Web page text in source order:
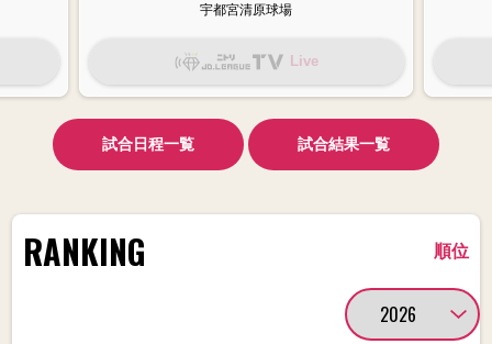
宇都宮清原球場
Live
試合日程一覧 試合結果一覧
RANKING 順位